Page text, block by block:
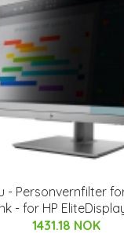
- Personvernfilter
- for HP
1431.18 NOK